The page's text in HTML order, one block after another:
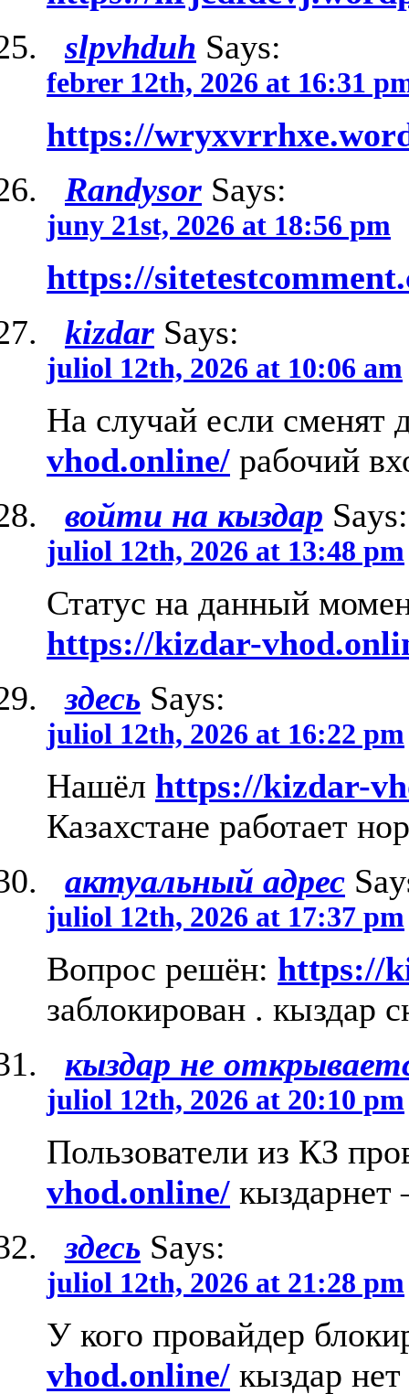
slpvhduh Says:
febrer 12th, 2026 at 16:31
https://
Randysor Says:
juny 21st, 2026 at 18:56 pm
https://
kizdar Says:
juliol 12th, 2026 at 10:06 am
На случай если сменят
vhod.online/ рабочий
войти на кыздар Says:
juliol 12th, 2026 at 13:48 pm
Статус на данный
https://kizdar-
здесь Says:
juliol 12th, 2026 at 16:22 pm
Нашёл https://kizdar-
Казахстане работает
актуальный адрес
juliol 12th, 2026 at 17:37 pm
Вопрос решён: https://
заблокирован . кыздар
кыздар не
juliol 12th, 2026 at 20:10 pm
Пользователи из КЗ
vhod.online/
здесь Says:
juliol 12th, 2026 at 21:28 pm
У кого провайдер
vhod.online/ кыздар